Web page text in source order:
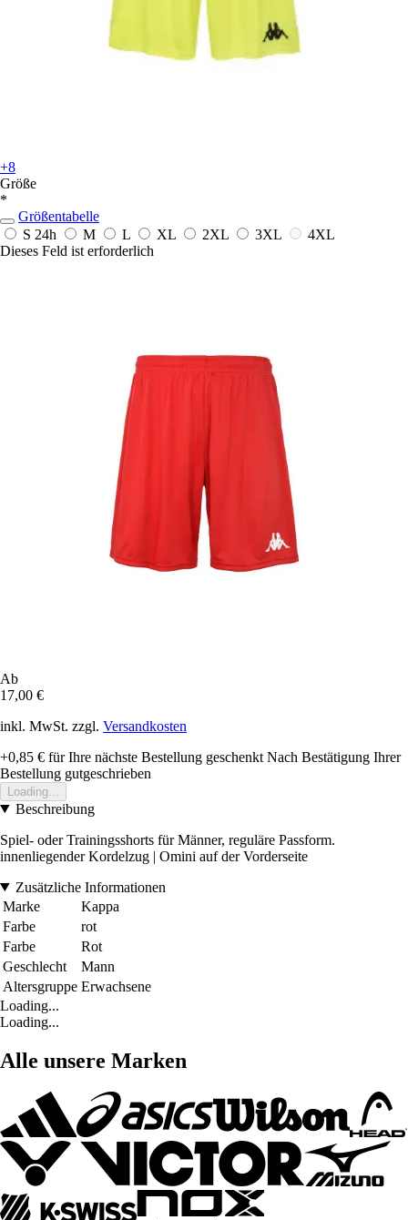
+8
Größe
*
Größentabelle
S 24h M L XL 2XL 3XL
4XL
Dieses Feld ist erforderlich
Ab
17,00 €
inkl. MwSt. zzgl. Versandkosten
+0,85 € für Ihre nächste Bestellung geschenkt Nach Bestätigung Ihrer
Bestellung gutgeschrieben
Loading...
Beschreibung
Spiel- oder Trainingsshorts für Männer, reguläre Passform.
innenliegender Kordelzug | Omini auf der Vorderseite
Zusätzliche Informationen
Marke
Kappa
Farbe
rot
Farbe
Rot
Geschlecht
Mann
Altersgruppe Erwachsene
Loading...
Loading...
Alle unsere Marken